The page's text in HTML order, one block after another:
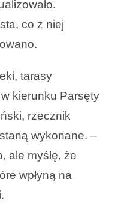
co z niej
tarasy
kierunku Parsęty
rzecznik
wykonane. –
ale myślę, że
wpłyną na